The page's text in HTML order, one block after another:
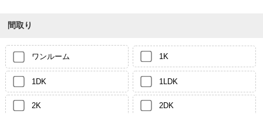
間取り
ワンルーム 1K
1DK 1LDK
2K 2DK